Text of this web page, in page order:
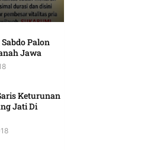
Palon
Jawa
Keturunan
Jati Di